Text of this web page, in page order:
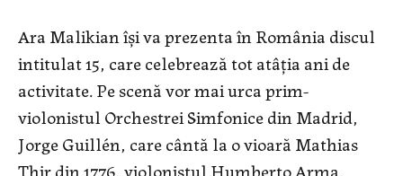
Ara Malikian își va prezenta în România discul
intitulat 15, care celebrează tot atâția ani de
activitate. Pe scenă vor mai urca prim-
violonistul Orchestrei Simfonice din Madrid,
Jorge Guillén, care cântă la o vioară Mathias
Thir din 1776, violonistul Humberto Arma,